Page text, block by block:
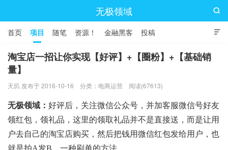
无极领域

首页 项目 随笔 资源！ 金融黑客 投稿

淘宝店一招让你实现【好评】+【圈粉】+【基础销
量】
天玑 发布于 2016-10-16 分类： 电商运营 阅读(67613)
无极领域： 好评后，关注微信公众号，并加客服微信号好友
领红包 ，领礼品，这里的领取礼品并不是直接送，而是让用
户去自己的淘宝店购买，然后把钱用微信红包发给用户，也
就是拍A发B，一种刷单的方法。